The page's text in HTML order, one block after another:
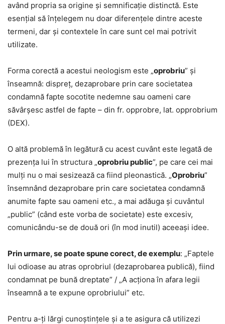
având propria sa origine și semnificație distinctă. Este
esențial să înțelegem nu doar diferențele dintre aceste
termeni, dar și contextele în care sunt cel mai potrivit
utilizate.
Forma corectă a acestui neologism este „oprobriu” și
înseamnă: dispreț, dezaprobare prin care societatea
condamnă fapte socotite nedemne sau oameni care
săvârșesc astfel de fapte – din fr. opprobre, lat. opprobrium
(DEX).
O altă problemă în legătură cu acest cuvânt este legată de
prezența lui în structura „oprobriu public”, pe care cei mai
mulți nu o mai sesizează ca fiind pleonastică. „Oprobriu”
însemnând dezaprobare prin care societatea condamnă
anumite fapte sau oameni etc., a mai adăuga și cuvântul
„public” (când este vorba de societate) este excesiv,
comunicându-se de două ori (în mod inutil) aceeași idee.
Prin urmare, se poate spune corect, de exemplu: „Faptele
lui odioase au atras oprobriul (dezaprobarea publică), fiind
condamnat pe bună dreptate” / „A acționa în afara legii
înseamnă a te expune oprobriului” etc.
Pentru a-ți lărgi cunoștințele și a te asigura că utilizezi